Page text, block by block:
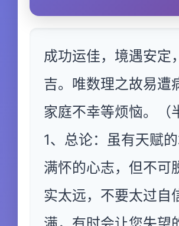
成功运佳，境遇安定
吉。唯数理之故易遭
家庭不幸等烦恼。（
1、总论：虽有天赋的
满怀的心志，但不可
实太远，不要太过自